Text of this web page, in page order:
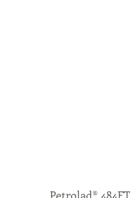
Petrolad®